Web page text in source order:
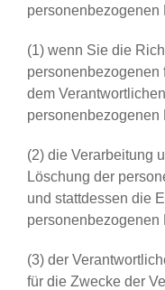
personenbezogenen
(1) wenn Sie die
personenbezogenen
dem
personenbezogenen
(2) die Verarbeitung
Löschung der
und stattdessen die
personenbezogenen
(3) der
für die Zwecke der